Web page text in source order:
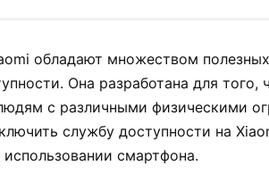
обладают множеством
Она разработана для того,
с различными физическими
службу доступности на
смартфона.